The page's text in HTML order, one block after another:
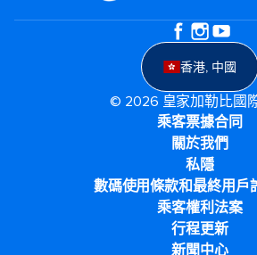
香港, 中國
© 2026 皇家加勒比國
乘客票據合同
關於我們
私隱
數碼使用條款和最終用戶
乘客權利法案
行程更新
新聞中心